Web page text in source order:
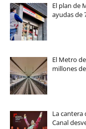
El plan de
ayudas de
El Metro
millones
La
Canal